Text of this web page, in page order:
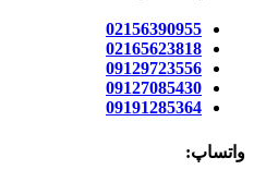
02156390955
02165623818
09129723556
09127085430
09191285364
واتساپ: